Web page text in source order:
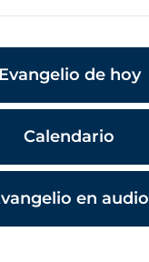
Evangelio de hoy
Calendario
en audio